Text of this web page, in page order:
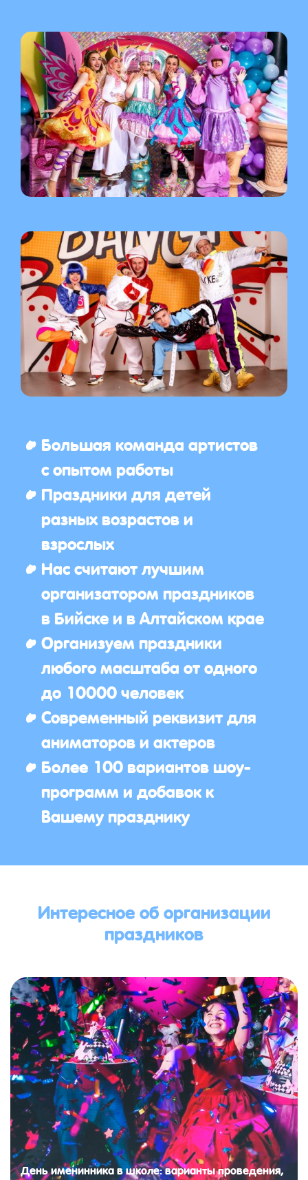
Большая команда артистов
с опытом работы
Праздники для детей
разных возрастов и
взрослых
Нас считают лучшим
организатором праздников
в Бийске и в Алтайском крае
Организуем праздники
любого масштаба от одного
до 10000 человек
Современный реквизит для
аниматоров и актеров
Более 100 вариантов шоу-
программ и добавок к
Вашему празднику
Интересное об организации
праздников
День именинника в школе: варианты проведения,